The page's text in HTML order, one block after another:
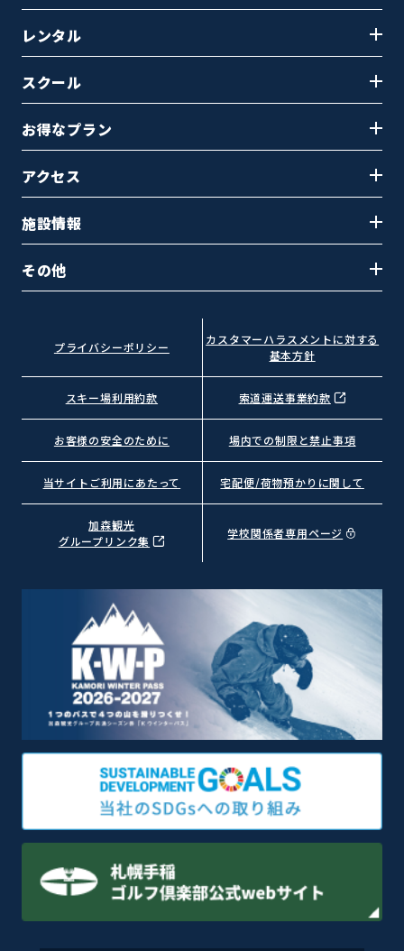
レンタル
スクール
お得なプラン
アクセス
施設情報
その他
プライバシーポリシー
カスタマーハラスメントに対する
基本方針
スキー場利用約款 索道運送事業約款
お客様の安全のために 場内での制限と禁止事項
当サイトご利用にあたって 宅配便/荷物預かりに関して
加森観光
グループリンク集
学校関係者専用ページ